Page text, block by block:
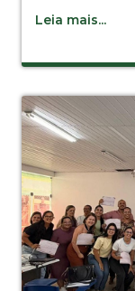
Leia mais...